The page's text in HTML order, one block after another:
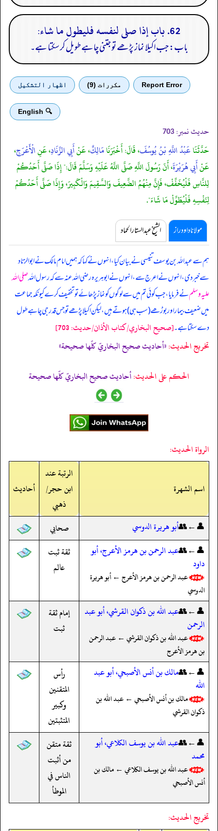
62. باب إذا صلى لنفسه فليطول ما شاء:
باب: جب اکیلا نماز پڑھے تو جتنی چاہے طویل کر سکتا ہے۔
Report Error مكررات (9) اظهار التشكيل
🔍 English
حدیث نمبر: 703
حَدَّثَنَاعَبْدُ اللَّهِ بْنُ يُوسُفَ، قَالَ: أَخْبَرَنَامَالِكٌ، عَنْأَبِي الزِّنَادِ، عَنِالْأَعْرَجِ،
عَنْأَبِي هُرَيْرَةَ، أَنّ رَسُولَ اللَّهِ صَلَّى اللَّهُ عَلَيْهِ وَسَلَّمَ قَالَ:" إِذَا صَلَّى أَحَدُكُمْ
لِلنَّاسِ فَلْيُخَفِّفْ، فَإِنَّ مِنْهُمُ الضَّعِيفَ وَالسَّقِيمَ وَالْكَبِيرَ، وَإِذَا صَلَّى أَحَدُكُمْ
لِنَفْسِهِ فَلْيُطَوِّلْ مَا شَاءَ".
مولانا داود راز الشیخ عبدالستار الحماد
ہم سے عبداللہ بن یوسف تنیسی نے بیان کیا، انہوں نے کہا کہ ہمیں امام مالک نے ابوالزناد
سے خبر دی، انہوں نے اعرج سے، انہوں نے ابوہریرہ رضی اللہ عنہ سے کہرسول اللہصلی اللہ
علیہ وسلمنے فرمایا، جب کوئی تم میں سے لوگوں کو نماز پڑھائے تو تخفیف کرے کیونکہ جماعت
میں ضعیف بیمار اور بوڑھے (سب ہی) ہوتے ہیں، لیکن اکیلا پڑھے تو جس قدر جی چاہے طول
دے سکتا ہے۔[صحيح البخاري/كتاب الأذان/حدیث: 703]
تخریج الحدیث:«أحاديث صحيح البخاريّ كلّها صحيحة»
الحكم على الحديث:أحاديث صحيح البخاريّ كلّها صحيحة
الرواة الحديث:
اسم الشهرة
الرتبة عند
ابن حجر/
ذهبي
أحاديث
👤←👥أبو هريرة الدوسي
صحابي
👤←👥عبد الرحمن بن هرمز الأعرج، أبو
داود
عبد الرحمن بن هرمز الأعرج ← أبو هريرة
الدوسي
ثقة ثبت
عالم
👤←👥عبد الله بن ذكوان القرشي، أبو عبد
الرحمن
عبد الله بن ذكوان القرشي ← عبد الرحمن
بن هرمز الأعرج
إمام ثقة
ثبت
👤←👥مالك بن أنس الأصبحي، أبو عبد
الله
مالك بن أنس الأصبحي ← عبد الله بن
ذكوان القرشي
رأس
المتقنين
وكبير
المتثبتين
👤←👥عبد الله بن يوسف الكلاعي، أبو
محمد
عبد الله بن يوسف الكلاعي ← مالك بن
أنس الأصبحي
ثقة متقن
من أثبت
الناس في
الموطأ
تخريج الحديث: